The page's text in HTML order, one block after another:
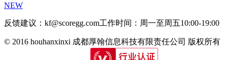
NEW
反馈建议：kf@scoregg.com工作时间：周一至周五10:00-19:00
© 2016 houhanxinxi 成都厚翰信息科技有限责任公司 版权所有